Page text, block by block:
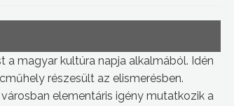
magyar kultúra napja alkalmából. Idén
részesült az elismerésben.
elementáris igény mutatkozik a